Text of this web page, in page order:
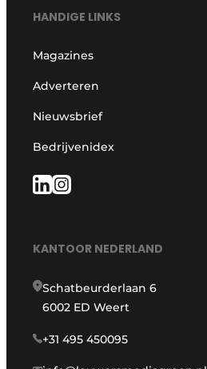
HANDIGE LINKS
Magazines
Adverteren
Nieuwsbrief
Bedrijvenidex
KANTOOR NEDERLAND
Schatbeurderlaan 6
6002 ED Weert
+31 495 450095